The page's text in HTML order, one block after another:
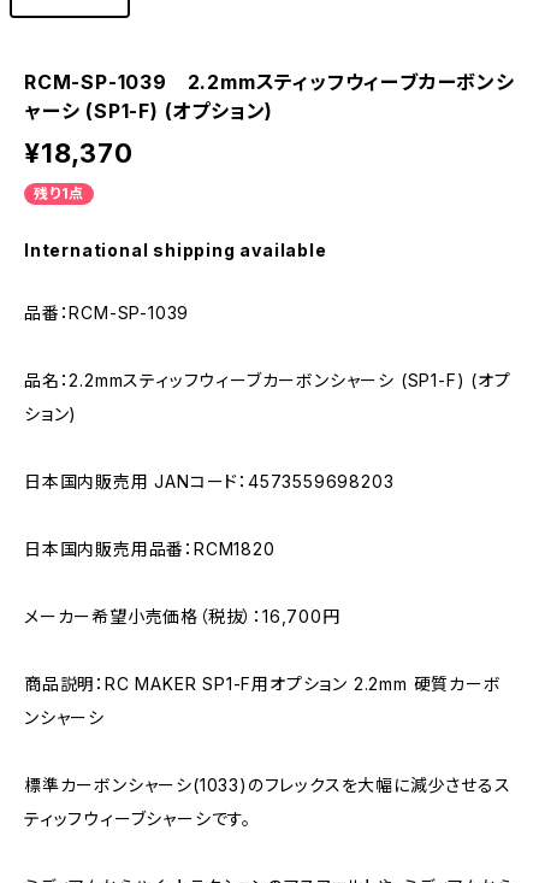
RCM-SP-1039 2.2mmスティッフウィーブカーボンシ
ャーシ (SP1-F) (オプション)
¥18,370
残り1点
International shipping available
品番：RCM-SP-1039
品名：2.2mmスティッフウィーブカーボンシャーシ (SP1-F) (オプ
ション)
日本国内販売用 JANコード：4573559698203
日本国内販売用品番：RCM1820
メーカー希望小売価格（税抜）：16,700円
商品説明：RC MAKER SP1-F用オプション 2.2mm 硬質カーボ
ンシャーシ
標準カーボンシャーシ(1033)のフレックスを大幅に減少させるス
ティッフウィーブシャーシです。